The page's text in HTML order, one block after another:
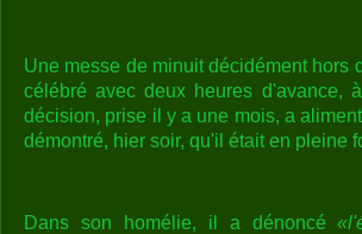
Une messe de minuit décidément hors
célébré avec deux heures d'avance,
décision, prise il y a une mois, a
démontré, hier soir, qu'il était en pleine
Dans son homélie, il a dénoncé